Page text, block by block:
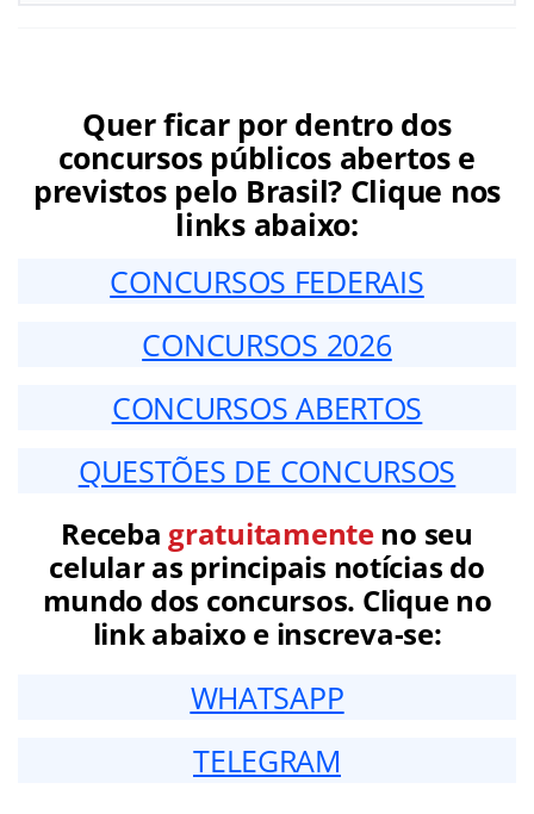
Quer ficar por dentro dos
concursos públicos abertos e
previstos pelo Brasil? Clique nos
links abaixo:
CONCURSOS FEDERAIS
CONCURSOS 2026
CONCURSOS ABERTOS
QUESTÕES DE CONCURSOS
Receba gratuitamenteno seu
celular as principais notícias do
mundo dos concursos. Clique no
link abaixo e inscreva-se:
WHATSAPP
TELEGRAM